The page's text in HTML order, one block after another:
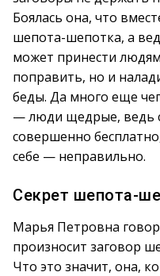
Боялась она, что
шепота-шепотка, а
может принести
поправить, но и
беды. Да много еще
— люди щедрые, ведь
совершенно
себе — неправильно.
Секрет шепота-
Марья Петровна
произносит заговор
Что это значит, она,